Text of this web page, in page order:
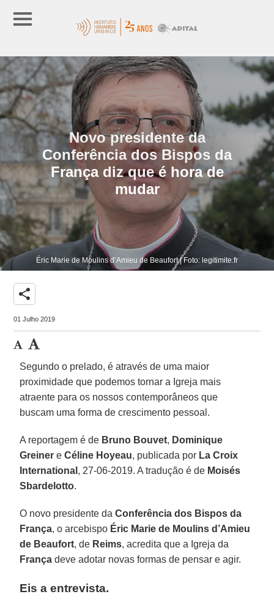
Novo presidente da
Conferência dos Bispos da
França diz que é hora de
mudar
Éric Marie de Moulins d’Amieu de Beaufort | Foto: legitimite.fr
share
01 Julho 2019
Segundo o prelado, é através de uma maior
proximidade que podemos tornar a Igreja mais
atraente para os nossos contemporâneos que
buscam uma forma de crescimento pessoal.
A reportagem é de Bruno Bouvet, Dominique
Greiner eCéline Hoyeau, publicada por La Croix
International , 27-06-2019. A tradução é de Moisés
Sbardelotto.
O novo presidente daConferência dos Bispos da
França, o arcebispo Éric Marie de Moulins d’Amieu
de Beaufort, de Reims, acredita que a Igreja da
França deve adotar novas formas de pensar e agir.
Eis a entrevista.